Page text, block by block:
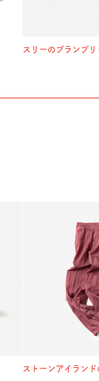
スリーのプランプリ
ストーンアイラン